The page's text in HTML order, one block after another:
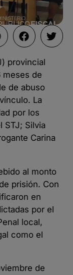
provincial
meses de
de abuso
La
por los
STJ; Silvia
Carina
al monto
prisión. Con
en
por el
local,
como el
de